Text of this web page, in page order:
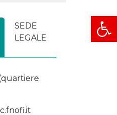
Apri
SEDE
LEGALE